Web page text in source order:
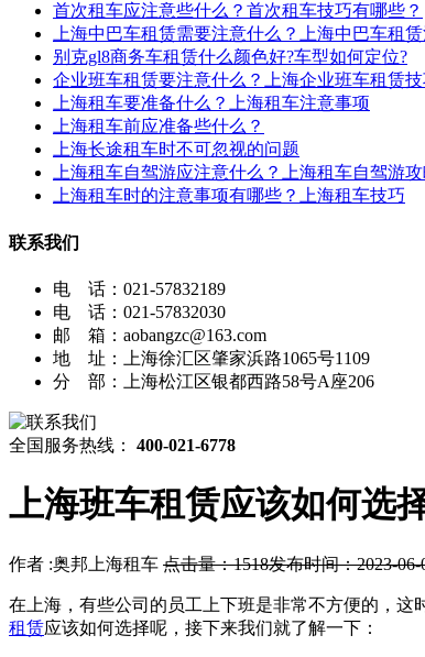
首次租车应注意些什么？首次租车技巧有哪些？
上海中巴车租赁需要注意什么？上海中巴车租
别克gl8商务车租赁什么颜色好?车型如何定位?
企业班车租赁要注意什么？上海企业班车租赁技
上海租车要准备什么？上海租车注意事项
上海租车前应准备些什么？
上海长途租车时不可忽视的问题
上海租车自驾游应注意什么？上海租车自驾游
上海租车时的注意事项有哪些？上海租车技巧
联系我们
电 话：021-57832189
电 话：021-57832030
邮 箱：aobangzc@163.com
地 址：上海徐汇区肇家浜路1065号1109
分 部：上海松江区银都西路58号A座206
全国服务热线： 400-021-6778
上海班车租赁应该如何选
作者 :奥邦上海租车 点击量：1518发布时间：2023-06-
在上海，有些公司的员工上下班是非常不方便的，
租赁应该如何选择呢，接下来我们就了解一下：